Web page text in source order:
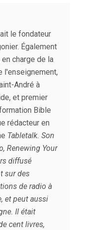
le fondateur
Également
charge de la
l'enseignement,
André à
et premier
Bible
rédacteur en
Tabletalk. Son
Renewing Your
diffusé
sur des
de radio à
et peut aussi
Il était
cent livres,